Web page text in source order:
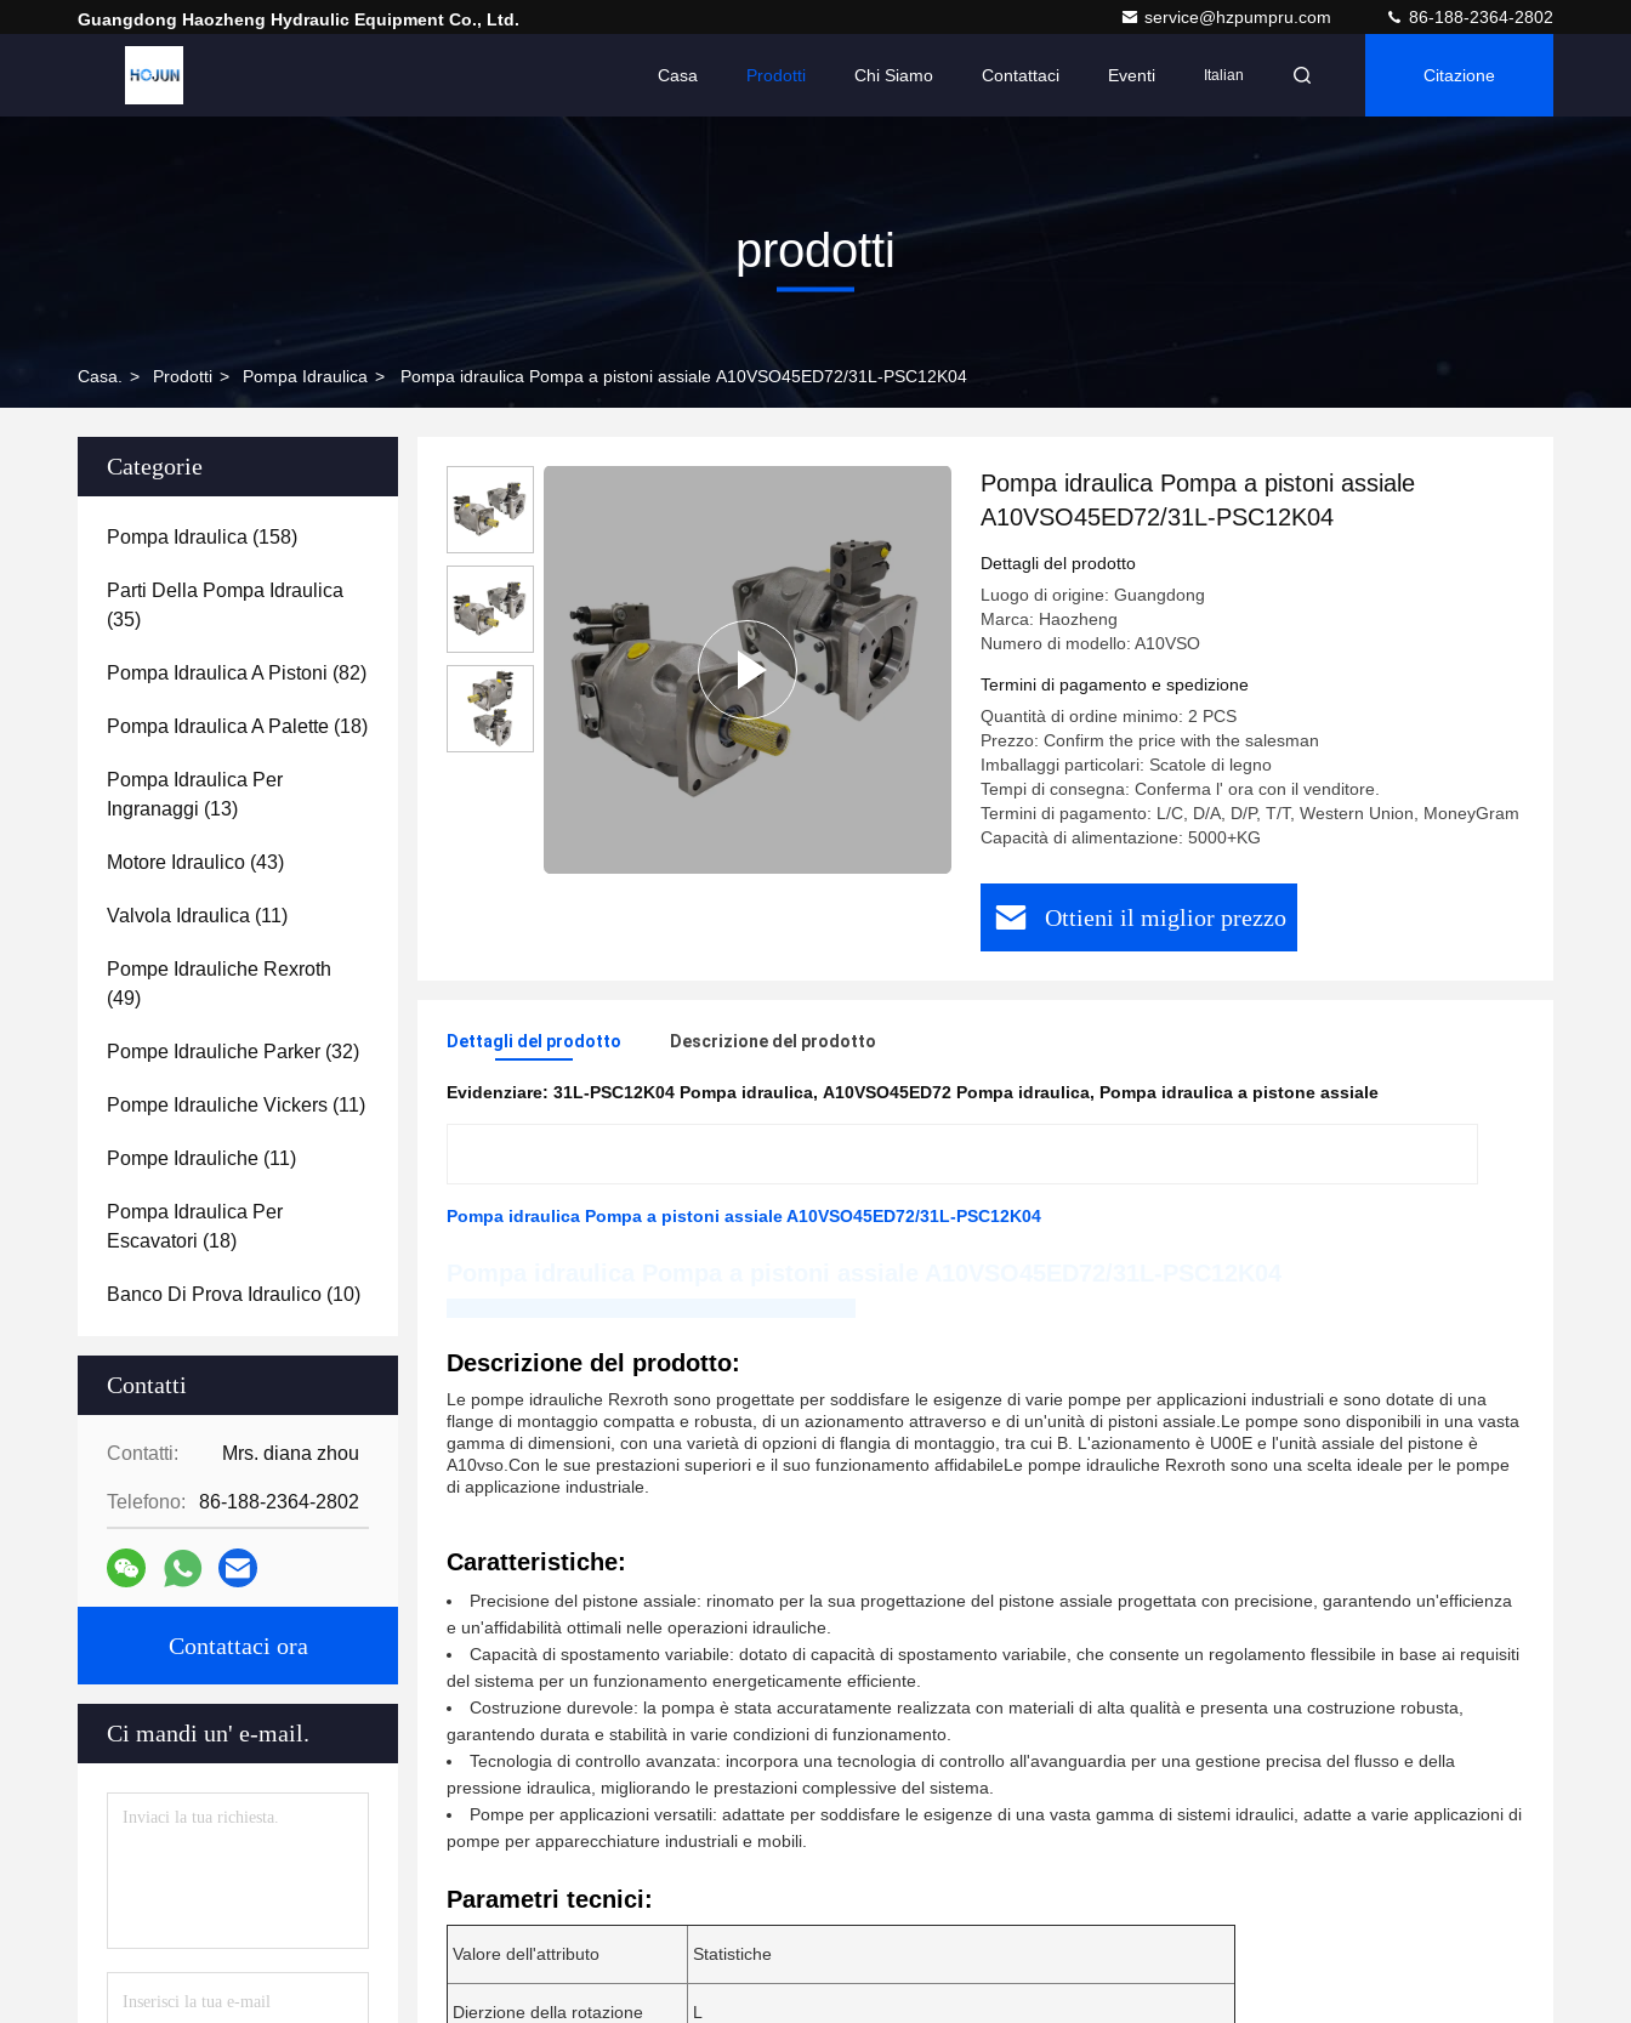
Guangdong Haozheng Hydraulic Equipment Co., Ltd. service@hzpumpru.com 86-188-2364-2802
Casa Prodotti Chi Siamo Contattaci Eventi Italian Citazione
prodotti
Casa. > Prodotti > Pompa Idraulica > Pompa idraulica Pompa a pistoni assiale A10VSO45ED72/31L-PSC12K04
Categorie
Pompa Idraulica (158)
Parti Della Pompa Idraulica
(35)
Pompa Idraulica A Pistoni (82)
Pompa Idraulica A Palette (18)
Pompa Idraulica Per
Ingranaggi (13)
Motore Idraulico (43)
Valvola Idraulica (11)
Pompe Idrauliche Rexroth
(49)
Pompe Idrauliche Parker (32)
Pompe Idrauliche Vickers (11)
Pompe Idrauliche (11)
Pompa Idraulica Per
Escavatori (18)
Banco Di Prova Idraulico (10)
Contatti
Contatti: Mrs. diana zhou
Telefono: 86-188-2364-2802
Contattaci ora
Ci mandi un' e-mail.
Pompa idraulica Pompa a pistoni assiale
A10VSO45ED72/31L-PSC12K04
Dettagli del prodotto
Luogo di origine: Guangdong
Marca: Haozheng
Numero di modello: A10VSO
Termini di pagamento e spedizione
Quantità di ordine minimo: 2 PCS
Prezzo: Confirm the price with the salesman
Imballaggi particolari: Scatole di legno
Tempi di consegna: Conferma l' ora con il venditore.
Termini di pagamento: L/C, D/A, D/P, T/T, Western Union, MoneyGram
Capacità di alimentazione: 5000+KG
Ottieni il miglior prezzo
Dettagli del prodotto Descrizione del prodotto
Evidenziare: 31L-PSC12K04 Pompa idraulica, A10VSO45ED72 Pompa idraulica, Pompa idraulica a pistone assiale
Pompa idraulica Pompa a pistoni assiale A10VSO45ED72/31L-PSC12K04
Descrizione del prodotto:
Le pompe idrauliche Rexroth sono progettate per soddisfare le esigenze di varie pompe per applicazioni industriali e sono dotate di una
flange di montaggio compatta e robusta, di un azionamento attraverso e di un'unità di pistoni assiale.Le pompe sono disponibili in una vasta
gamma di dimensioni, con una varietà di opzioni di flangia di montaggio, tra cui B. L'azionamento è U00E e l'unità assiale del pistone è
A10vso.Con le sue prestazioni superiori e il suo funzionamento affidabileLe pompe idrauliche Rexroth sono una scelta ideale per le pompe
di applicazione industriale.
Caratteristiche:
Precisione del pistone assiale: rinomato per la sua progettazione del pistone assiale progettata con precisione, garantendo un'efficienza
e un'affidabilità ottimali nelle operazioni idrauliche.
Capacità di spostamento variabile: dotato di capacità di spostamento variabile, che consente un regolamento flessibile in base ai requisiti
del sistema per un funzionamento energeticamente efficiente.
Costruzione durevole: la pompa è stata accuratamente realizzata con materiali di alta qualità e presenta una costruzione robusta,
garantendo durata e stabilità in varie condizioni di funzionamento.
Tecnologia di controllo avanzata: incorpora una tecnologia di controllo all'avanguardia per una gestione precisa del flusso e della
pressione idraulica, migliorando le prestazioni complessive del sistema.
Pompe per applicazioni versatili: adattate per soddisfare le esigenze di una vasta gamma di sistemi idraulici, adatte a varie applicazioni di
pompe per apparecchiature industriali e mobili.
Parametri tecnici:
Valore dell'attributo Statistiche
Dierzione della rotazione L